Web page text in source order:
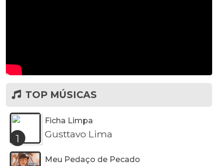
TOP MÚSICAS
1
Ficha Limpa
Gusttavo Lima
Meu Pedaço de Pecado